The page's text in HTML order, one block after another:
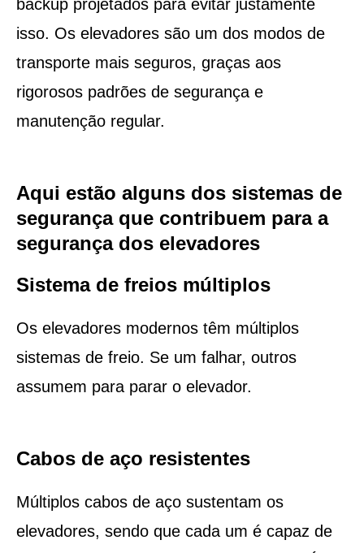
backup projetados para evitar justamente
isso. Os elevadores são um dos modos de
transporte mais seguros, graças aos
rigorosos padrões de segurança e
manutenção regular.
Aqui estão alguns dos sistemas de
segurança que contribuem para a
segurança dos elevadores
Sistema de freios múltiplos
Os elevadores modernos têm múltiplos
sistemas de freio. Se um falhar, outros
assumem para parar o elevador.
Cabos de aço resistentes
Múltiplos cabos de aço sustentam os
elevadores, sendo que cada um é capaz de